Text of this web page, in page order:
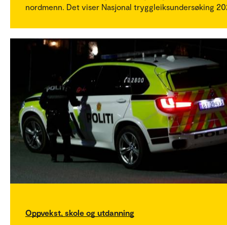
nordmenn. Det viser Nasjonal tryggleiksundersøking
Oppvekst, skole og utdanning